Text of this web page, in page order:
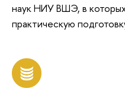
наук НИУ ВШЭ, в
практическую